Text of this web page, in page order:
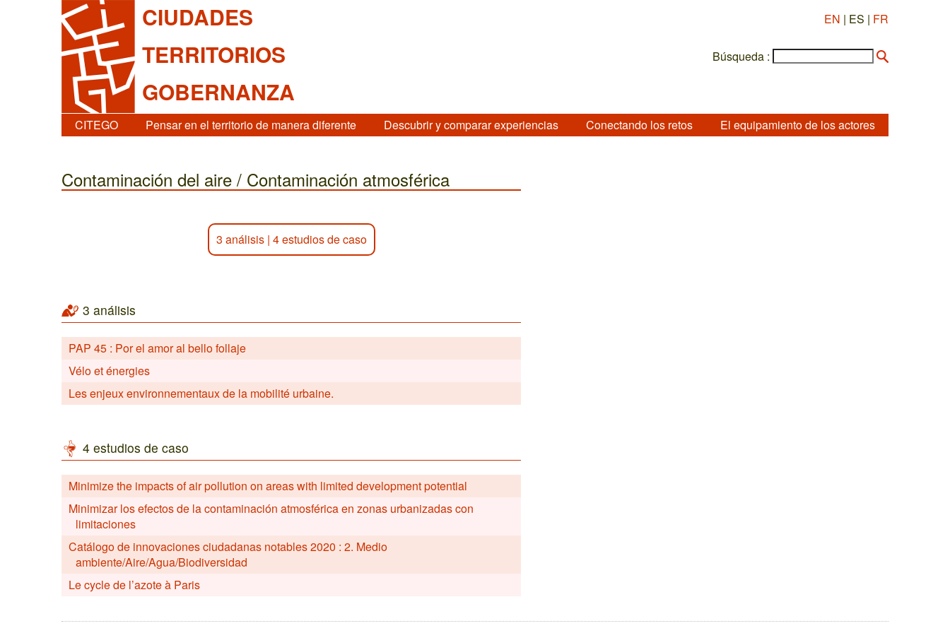
CIUDADES
TERRITORIOS
GOBERNANZA
EN | ES | FR
Búsqueda :
CITEGO Pensar en el territorio de manera diferente Descubrir y comparar experiencias Conectando los retos El equipamiento de los actores
Contaminación del aire / Contaminación atmosférica
3 análisis| 4 estudios de caso
3 análisis
PAP 45 : Por el amor al bello follaje
Vélo et énergies
Les enjeux environnementaux de la mobilité urbaine.
4 estudios de caso
Minimize the impacts of air pollution on areas with limited development potential
Minimizar los efectos de la contaminación atmosférica en zonas urbanizadas con
limitaciones
Catálogo de innovaciones ciudadanas notables 2020 : 2. Medio
ambiente/Aire/Agua/Biodiversidad
Le cycle de l’azote à Paris